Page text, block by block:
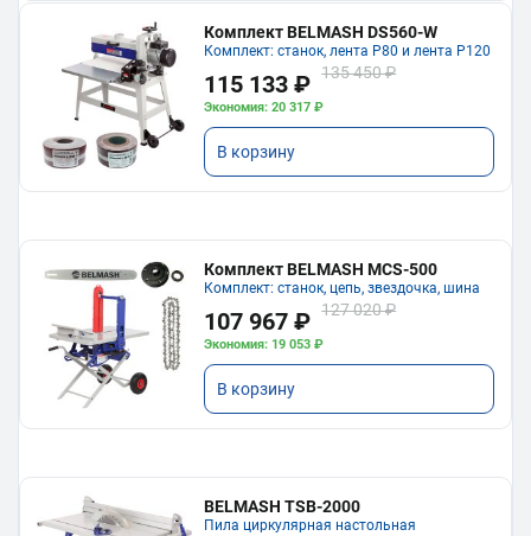
Комплект BELMASH DS560-W
Комплект: станок, лента P80 и лента P120
115 133 ₽ 135 450 ₽
Экономия: 20 317 ₽
В корзину
Комплект BELMASH MCS-500
Комплект: станок, цепь, звездочка, шина
107 967 ₽ 127 020 ₽
Экономия: 19 053 ₽
В корзину
BELMASH TSB-2000
Пила циркулярная настольная